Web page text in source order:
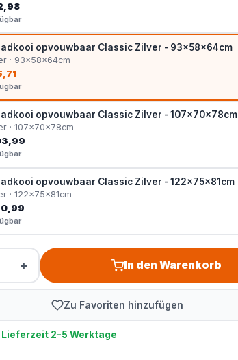
opvouwbaar Classic Zilver - 93x58x64cm
· 93x58x64cm
opvouwbaar Classic Zilver - 107x70x78cm
· 107x70x78cm
opvouwbaar Classic Zilver - 122x75x81cm
· 122x75x81cm
+ In den Warenkorb
Zu Favoriten hinzufügen
2-5 Werktage